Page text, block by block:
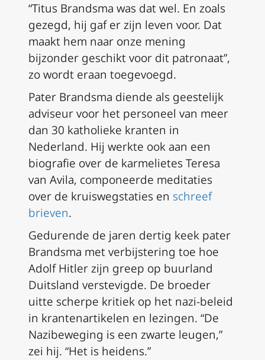
“Titus Brandsma was dat wel. En zoals
gezegd, hij gaf er zijn leven voor. Dat
maakt hem naar onze mening
bijzonder geschikt voor dit patronaat”,
zo wordt eraan toegevoegd.
Pater Brandsma diende als geestelijk
adviseur voor het personeel van meer
dan 30 katholieke kranten in
Nederland. Hij werkte ook aan een
biografie over de karmelietes Teresa
van Avila, componeerde meditaties
over de kruiswegstaties en schreef
brieven.
Gedurende de jaren dertig keek pater
Brandsma met verbijstering toe hoe
Adolf Hitler zijn greep op buurland
Duitsland verstevigde. De broeder
uitte scherpe kritiek op het nazi-beleid
in krantenartikelen en lezingen. “De
Nazibeweging is een zwarte leugen,”
zei hij. “Het is heidens.”